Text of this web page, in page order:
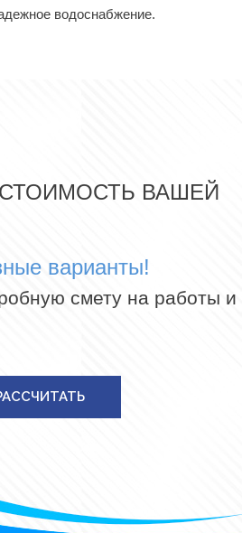
водоснабжение.
ВАШЕЙ
варианты!
смету на работы и